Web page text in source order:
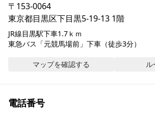
Contact us in English
〒 153-0064
東京都目黒区下目黒5-19-13 1階
JR線目黒駅下車1.7ｋｍ
東急バス「元競馬場前」下車（徒歩3分）
マップを確認する ル
電話番号